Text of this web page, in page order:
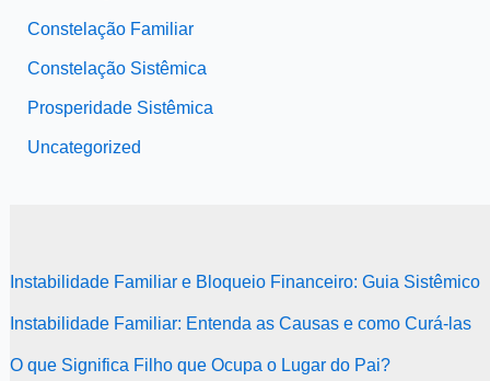
Constelação Familiar
Constelação Sistêmica
Prosperidade Sistêmica
Uncategorized
Instabilidade Familiar e Bloqueio Financeiro: Guia Sistêmico
Instabilidade Familiar: Entenda as Causas e como Curá-las
O que Significa Filho que Ocupa o Lugar do Pai?